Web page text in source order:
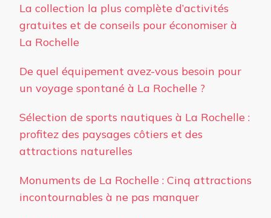
La collection la plus complète d’activités
gratuites et de conseils pour économiser à
La Rochelle
De quel équipement avez-vous besoin pour
un voyage spontané à La Rochelle ?
Sélection de sports nautiques à La Rochelle :
profitez des paysages côtiers et des
attractions naturelles
Monuments de La Rochelle : Cinq attractions
incontournables à ne pas manquer